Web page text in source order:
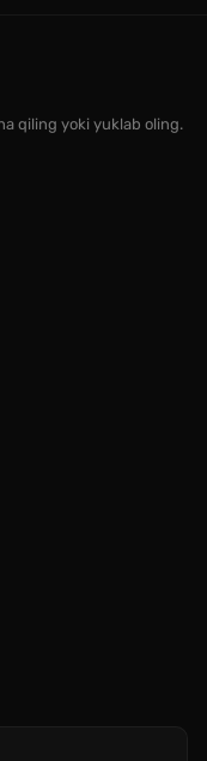
qiling yoki yuklab oling.